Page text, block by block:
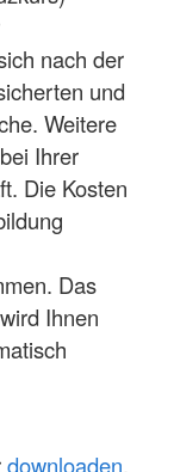
nach der
und
Weitere
Ihrer
Die Kosten
Das
Ihnen
downloaden.